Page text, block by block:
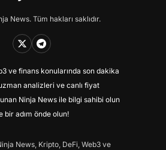
News. Tüm hakları saklıdır.
ve finans konularında son dakika
analizleri ve canlı fiyat
Ninja News ile bilgi sahibi olun
bir adım önde olun!
News, Kripto, DeFi, Web3 ve